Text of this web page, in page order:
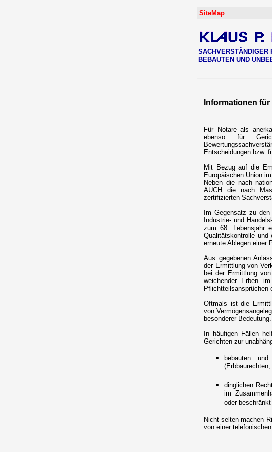
SiteMap
SACHVERSTÄNDIGER
BEBAUTEN UND
Informationen
Für Notare als
ebenso für
Entscheidungen bzw.
Mit Bezug auf die
Europäischen Union
Neben die nach
AUCH die nach
zertifizierten
Im Gegensatz zu
Industrie- und
zum 68. Lebensjahr
Qualitätskontrolle
erneute Ablegen einer
Aus gegebenen
der Ermittlung von
bei der Ermittlung
weichender Erben
Pflichtteilsansprüchen
Oftmals ist die
von
besonderer Bedeutung.
In häufigen Fällen
Gerichten zur
bebauten
dinglichen
im
oder
Nicht selten machen
von einer